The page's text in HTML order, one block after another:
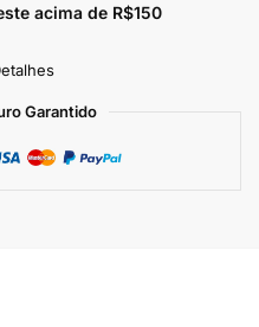
acima de R$150
Garantido